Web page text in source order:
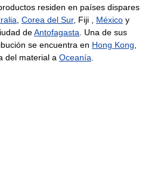
residen en países dispares
Corea del Sur, Fiji , México y
deAntofagasta . Una de sus
se encuentra en Hong Kong
del material a Oceanía